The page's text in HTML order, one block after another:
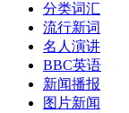
分类词汇
流行新词
名人演讲
BBC英语
新闻播报
图片新闻